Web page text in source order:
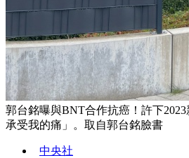
郭台銘曝與BNT合作抗癌！許下
承受我的痛」。取自郭台銘臉書
中央社